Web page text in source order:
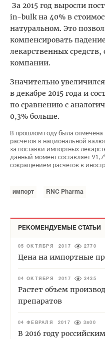
За 2015 год выросли
in-bulk на 40% в
натуральном. Это
компенсировать
лекарственных
компании.
Значительно
в декабре 2015 года и
по сравнению с
0,3% больше.
В прошлом году была
расчетов в национальной
за поставки импортных
данный момент составляет
сокращением расчетов в
импорт RNC Pharma
РЕКОМЕНДУЕМЫЕ СТАТЬИ
05 ОКТЯБРЯ 2017 2770
Цена на импортные
04 ОКТЯБРЯ 2017 3435
Растет объем
препаратов
04 ФЕВРАЛЯ 2017 3800
В 2016 году